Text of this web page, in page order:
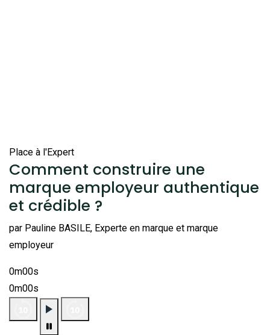
Place à l'Expert
Comment construire une
marque employeur authentique
et crédible ?
par Pauline BASILE, Experte en marque et marque
employeur
0m00s
0m00s